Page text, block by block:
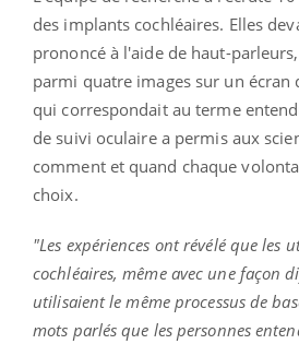
des implants cochléaires. Elles
prononcé à l'aide de haut-
parmi quatre images sur un écran
qui correspondait au terme
de suivi oculaire a permis aux
comment et quand chaque
choix.
"Les expériences ont révélé que les
cochléaires, même avec une façon
utilisaient le même processus de
mots parlés que les personnes